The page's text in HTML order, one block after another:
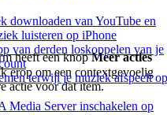
downloaden van YouTube en
luisteren op iPhone
van derden loskoppelen van je
terwijl je muziek afspeelt op
Media Server inschakelen op
heeft een knopMeer acties
erop om een contextgevoelig
actie voor dat item.